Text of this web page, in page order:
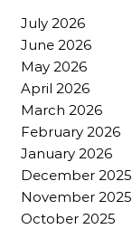
July 2026
June 2026
May 2026
April 2026
March 2026
February 2026
January 2026
December 2025
November 2025
October 2025